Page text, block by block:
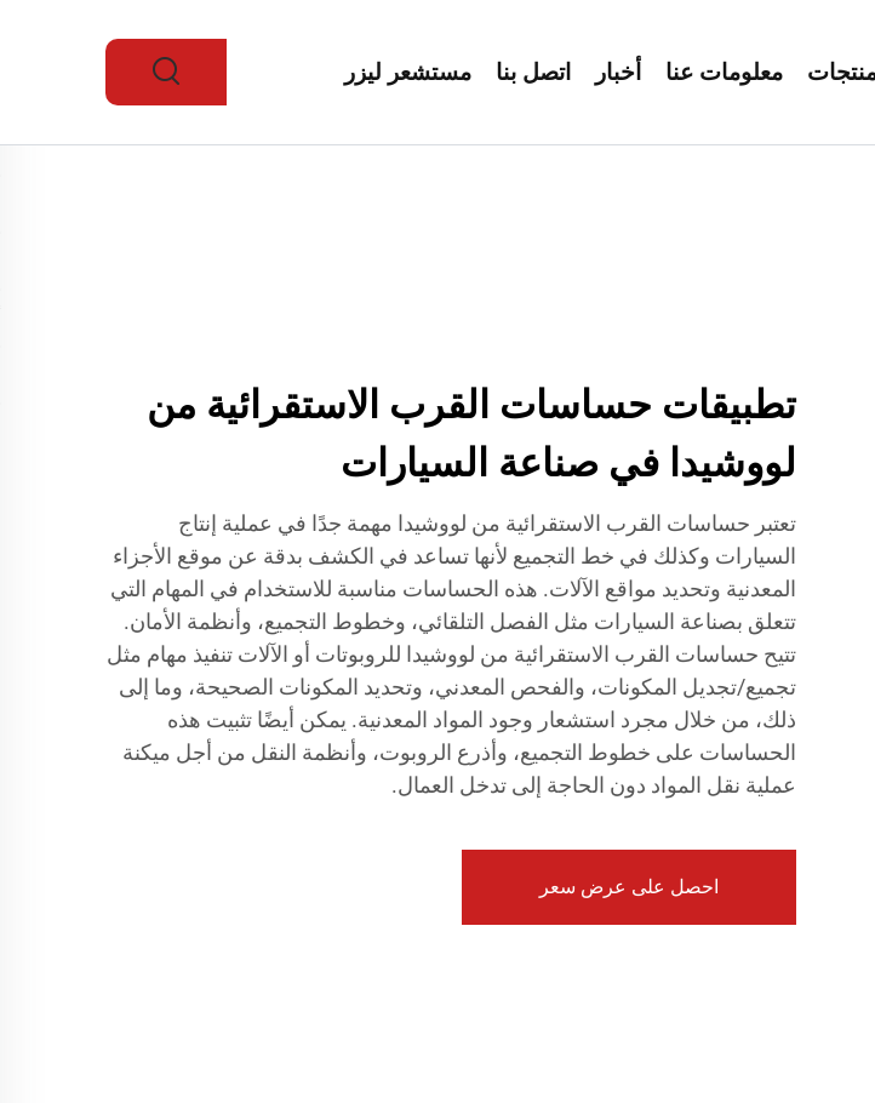
معلومات عنا أخبار اتصل بنا مستشعر ليزر
تطبيقات حساسات القرب الاستقرائية من
لووشيدا في صناعة السيارات
تعتبر حساسات القرب الاستقرائية من لووشيدا مهمة جدًا في عملية إنتاج
السيارات وكذلك في خط التجميع لأنها تساعد في الكشف بدقة عن موقع الأجزاء
المعدنية وتحديد مواقع الآلات. هذه الحساسات مناسبة للاستخدام في المهام التي
تتعلق بصناعة السيارات مثل الفصل التلقائي، وخطوط التجميع، وأنظمة الأمان.
تتيح حساسات القرب الاستقرائية من لووشيدا للروبوتات أو الآلات تنفيذ مهام مثل
تجميع/تجديل المكونات، والفحص المعدني، وتحديد المكونات الصحيحة، وما إلى
ذلك، من خلال مجرد استشعار وجود المواد المعدنية. يمكن أيضًا تثبيت هذه
الحساسات على خطوط التجميع، وأذرع الروبوت، وأنظمة النقل من أجل ميكنة
عملية نقل المواد دون الحاجة إلى تدخل العمال.
احصل على عرض سعر